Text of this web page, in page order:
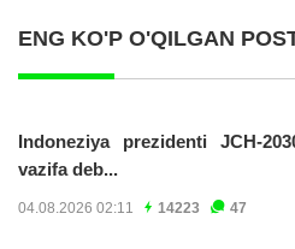
ENG KO'P O'QILGAN
Indoneziya prezidenti JCH-
vazifa deb...
04.08.2026 02:11 14223 47